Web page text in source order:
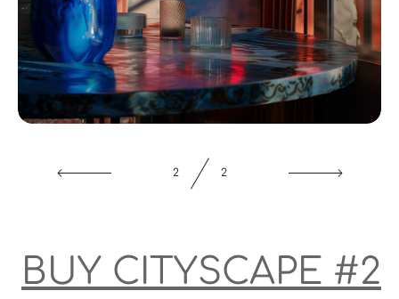
BUY CITYSCAPE #2
1 2